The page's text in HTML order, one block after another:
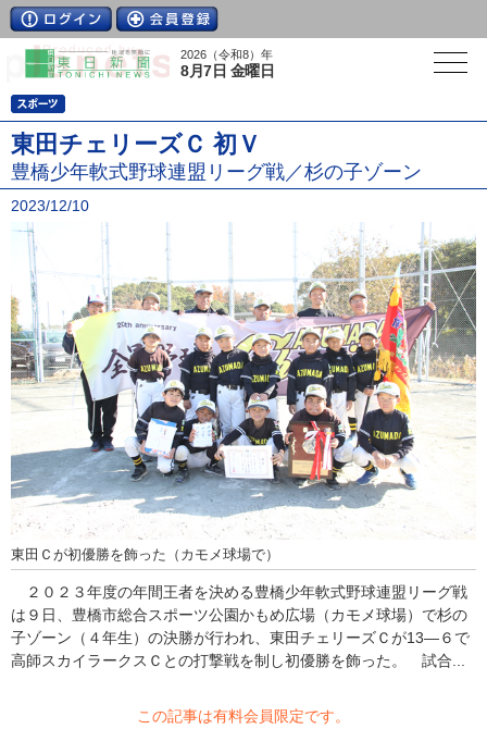
2026（令和8）年
8月7日 金曜日
東田チェリーズＣ 初Ｖ
豊橋少年軟式野球連盟リーグ戦／杉の子ゾーン
2023/12/10
東田Ｃが初優勝を飾った（カモメ球場で）
２０２３年度の年間王者を決める豊橋少年軟式野球連盟リーグ戦
は９日、豊橋市総合スポーツ公園かもめ広場（カモメ球場）で杉の
子ゾーン（４年生）の決勝が行われ、東田チェリーズＣが13―６で
高師スカイラークスＣとの打撃戦を制し初優勝を飾った。 試合...
この記事は有料会員限定です。